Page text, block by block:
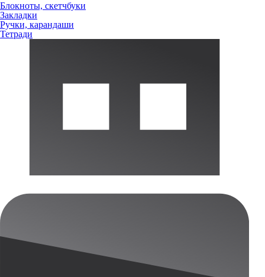
Блокноты, скетчбуки
Закладки
Ручки, карандаши
Тетради